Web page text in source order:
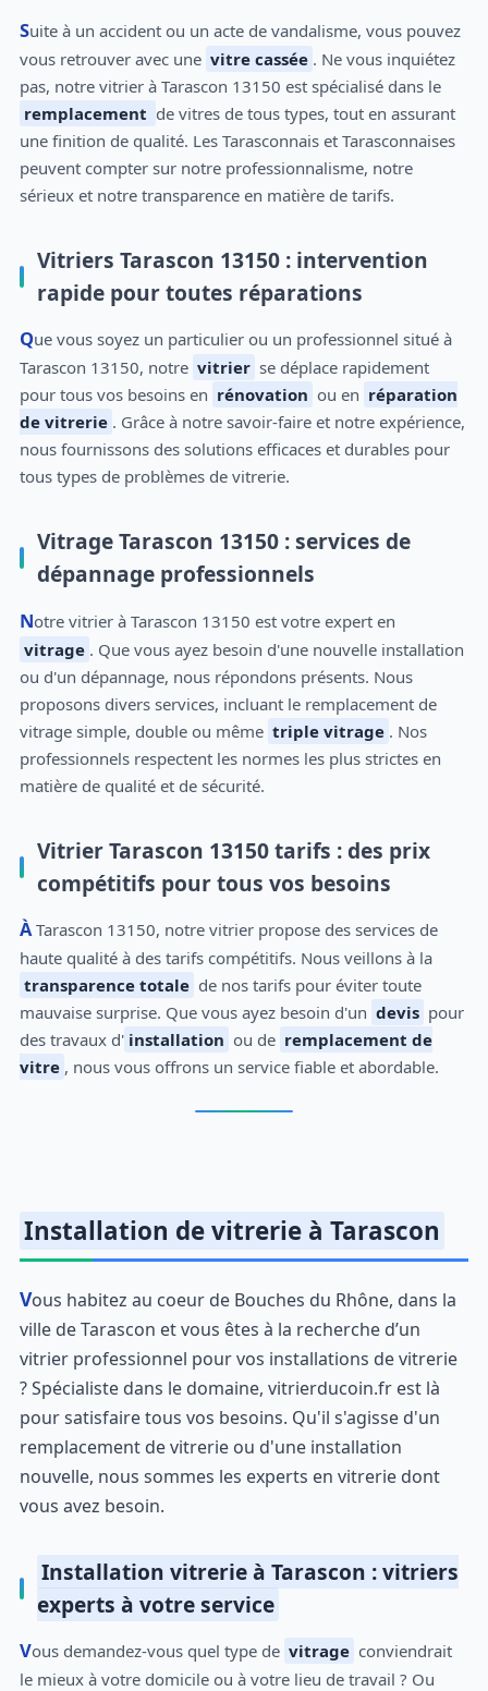
Suite à un accident ou un acte de vandalisme, vous pouvez
vous retrouver avec une vitre cassée . Ne vous inquiétez
pas, notre vitrier à Tarascon 13150 est spécialisé dans le
remplacement de vitres de tous types, tout en assurant
une finition de qualité. Les Tarasconnais et Tarasconnaises
peuvent compter sur notre professionnalisme, notre
sérieux et notre transparence en matière de tarifs.
Vitriers Tarascon 13150 : intervention
rapide pour toutes réparations
Que vous soyez un particulier ou un professionnel situé à
Tarascon 13150, notre vitrier se déplace rapidement
pour tous vos besoins en rénovation ou en réparation
de vitrerie . Grâce à notre savoir-faire et notre expérience,
nous fournissons des solutions efficaces et durables pour
tous types de problèmes de vitrerie.
Vitrage Tarascon 13150 : services de
dépannage professionnels
Notre vitrier à Tarascon 13150 est votre expert en
vitrage . Que vous ayez besoin d'une nouvelle installation
ou d'un dépannage, nous répondons présents. Nous
proposons divers services, incluant le remplacement de
vitrage simple, double ou même triple vitrage . Nos
professionnels respectent les normes les plus strictes en
matière de qualité et de sécurité.
Vitrier Tarascon 13150 tarifs : des prix
compétitifs pour tous vos besoins
À Tarascon 13150, notre vitrier propose des services de
haute qualité à des tarifs compétitifs. Nous veillons à la
transparence totale de nos tarifs pour éviter toute
mauvaise surprise. Que vous ayez besoin d'un devis pour
des travaux d' installation ou de remplacement de
vitre , nous vous offrons un service fiable et abordable.
Installation de vitrerie à Tarascon
Vous habitez au coeur de Bouches du Rhône, dans la
ville de Tarascon et vous êtes à la recherche d’un
vitrier professionnel pour vos installations de vitrerie
? Spécialiste dans le domaine, vitrierducoin.fr est là
pour satisfaire tous vos besoins. Qu'il s'agisse d'un
remplacement de vitrerie ou d'une installation
nouvelle, nous sommes les experts en vitrerie dont
vous avez besoin.
Installation vitrerie à Tarascon : vitriers
experts à votre service
Vous demandez-vous quel type de vitrage conviendrait
le mieux à votre domicile ou à votre lieu de travail ? Ou